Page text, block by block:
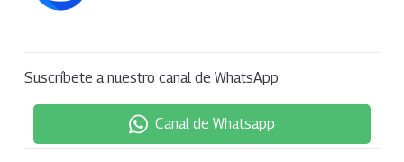
Suscríbete a nuestro canal de WhatsApp:
Canal de Whatsapp